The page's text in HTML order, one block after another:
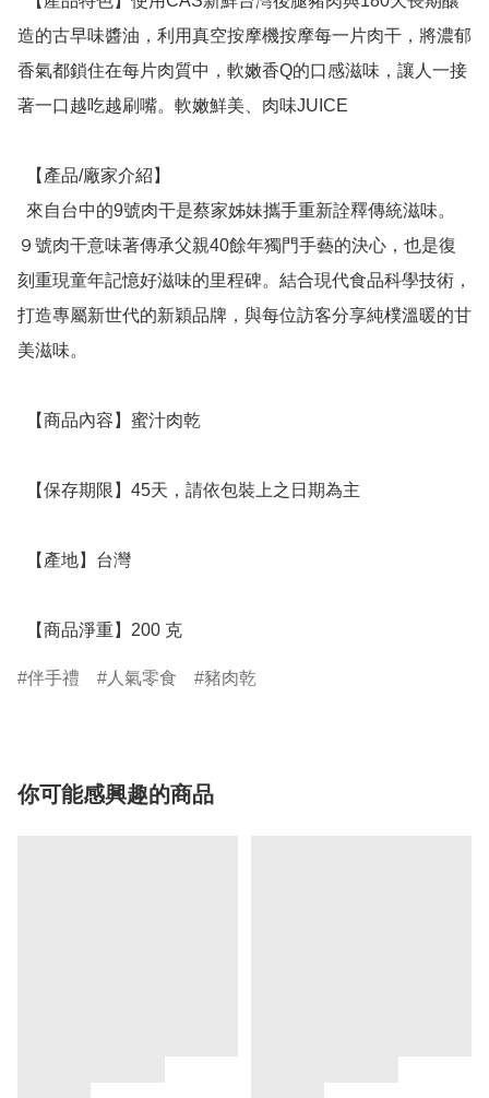
造的古早味醬油，利用真空按摩機按摩每一片肉干，將濃郁
香氣都鎖住在每片肉質中，軟嫩香Q的口感滋味，讓人一接
著一口越吃越刷嘴。軟嫩鮮美、肉味JUICE
９號肉干意味著傳承父親40餘年獨門手藝的決心，也是復
刻重現童年記憶好滋味的里程碑。結合現代食品科學技術，
打造專屬新世代的新穎品牌，與每位訪客分享純樸溫暖的甘
美滋味。
  【商品淨重】200 克
伴手禮 人氣零食 豬肉乾
你可能感興趣的商品